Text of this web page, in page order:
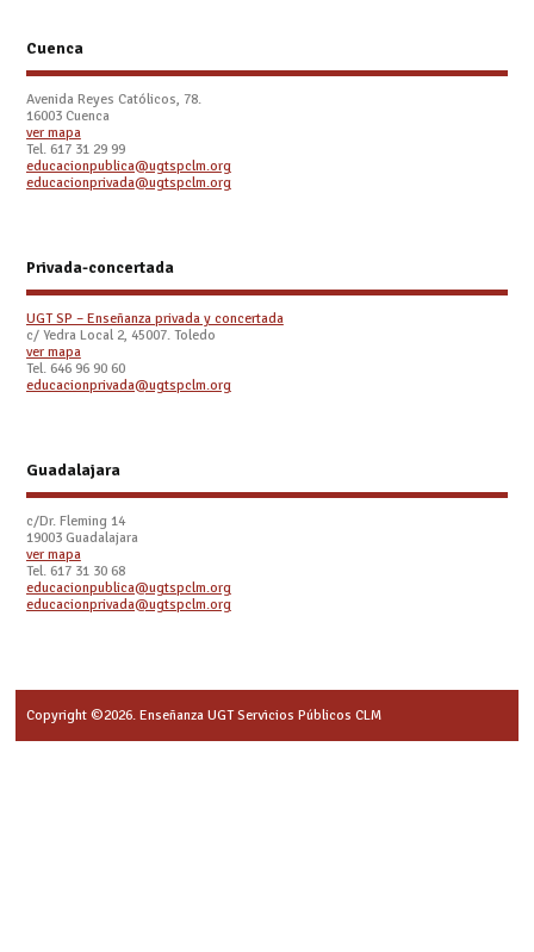
Cuenca
Avenida Reyes Católicos, 78.
16003 Cuenca
ver mapa
Tel. 617 31 29 99
educacionpublica@ugtspclm.org
educacionprivada@ugtspclm.org
Privada-concertada
UGT SP – Enseñanza privada y concertada
c/ Yedra Local 2, 45007. Toledo
ver mapa
Tel. 646 96 90 60
educacionprivada@ugtspclm.org
Guadalajara
c/Dr. Fleming 14
19003 Guadalajara
ver mapa
Tel. 617 31 30 68
educacionpublica@ugtspclm.org
educacionprivada@ugtspclm.org
Copyright ©2026. Enseñanza UGT Servicios Públicos CLM